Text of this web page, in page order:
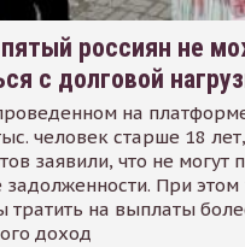
россиян не
с долговой
на
человек старше 18
заявили, что не могут
При
на выплаты
доход